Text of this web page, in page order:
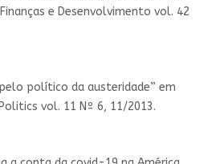
e Desenvolvimento vol. 42
político da austeridade” em
vol. 11 Nº 6, 11/2013.